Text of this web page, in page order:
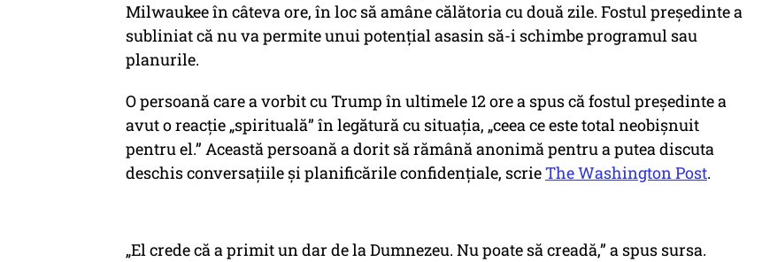
Milwaukee în câteva ore, în loc să amâne călătoria cu două zile. Fostul președinte a
subliniat că nu va permite unui potențial asasin să-i schimbe programul sau
planurile.
O persoană care a vorbit cu Trump în ultimele 12 ore a spus că fostul președinte a
avut o reacție „spirituală” în legătură cu situația, „ceea ce este total neobișnuit
pentru el.” Această persoană a dorit să rămână anonimă pentru a putea discuta
deschis conversațiile și planificările confidențiale, scrieThe Washington Post.
„El crede că a primit un dar de la Dumnezeu. Nu poate să creadă,” a spus sursa.